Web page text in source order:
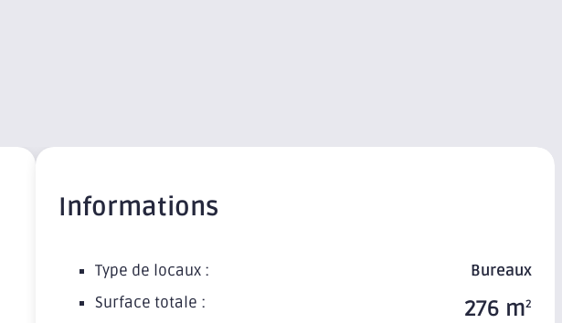
Informations
Type de locaux :
Bureaux
Surface totale :
276 m2